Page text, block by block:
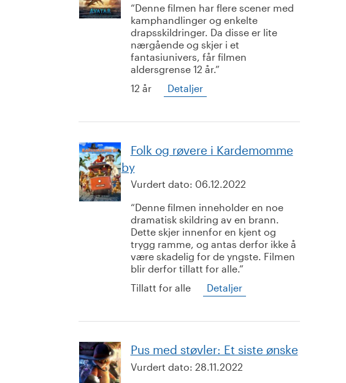
Denne filmen har flere scener med
kamphandlinger og enkelte
drapsskildringer. Da disse er lite
nærgående og skjer i et
fantasiunivers, får filmen
aldersgrense 12 år.
12 år
Detaljer
Folk og røvere i Kardemomme
by
Vurdert dato: 06.12.2022
Denne filmen inneholder en noe
dramatisk skildring av en brann.
Dette skjer innenfor en kjent og
trygg ramme, og antas derfor ikke å
være skadelig for de yngste. Filmen
blir derfor tillatt for alle.
Tillatt for alle
Detaljer
Pus med støvler: Et siste ønske
Vurdert dato: 28.11.2022